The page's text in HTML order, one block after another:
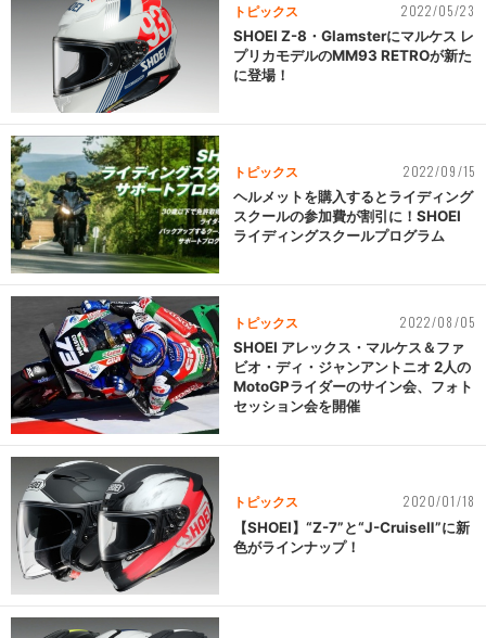
トピックス 2022/05/23
SHOEI Z-8・Glamsterにマルケス レ
プリカモデルのMM93 RETROが新た
に登場！
トピックス 2022/09/15
ヘルメットを購入するとライディング
スクールの参加費が割引に！SHOEI
ライディングスクールプログラム
トピックス 2022/08/05
SHOEI アレックス・マルケス＆ファ
ビオ・ディ・ジャンアントニオ 2人の
MotoGPライダーのサイン会、フォト
セッション会を開催
トピックス 2020/01/18
【SHOEI】“Z-7”と“J-CruiseⅡ”に新
色がラインナップ！